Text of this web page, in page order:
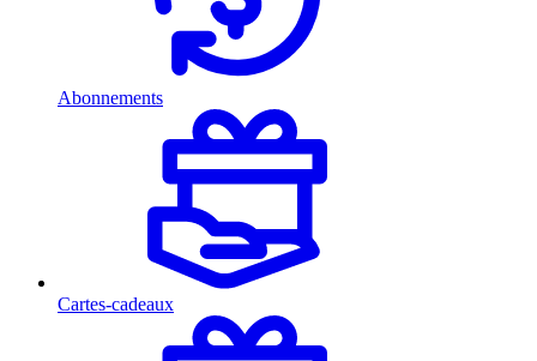
Abonnements
Cartes-cadeaux